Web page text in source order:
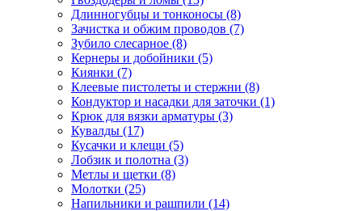
Длинногубцы и тонконосы (8)
Зачистка и обжим проводов (7)
Зубило слесарное (8)
Кернеры и добойники (5)
Киянки (7)
Клеевые пистолеты и стержни (8)
Кондуктор и насадки для заточки (1)
Крюк для вязки арматуры (3)
Кувалды (17)
Кусачки и клещи (5)
Лобзик и полотна (3)
Метлы и щетки (8)
Молотки (25)
Напильники и рашпили (14)